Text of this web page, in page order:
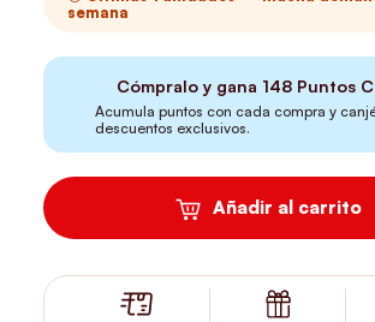
semana
Cómpralo y gana 148 Puntos
Acumula puntos con cada compra y
descuentos exclusivos.
Añadir al carrito